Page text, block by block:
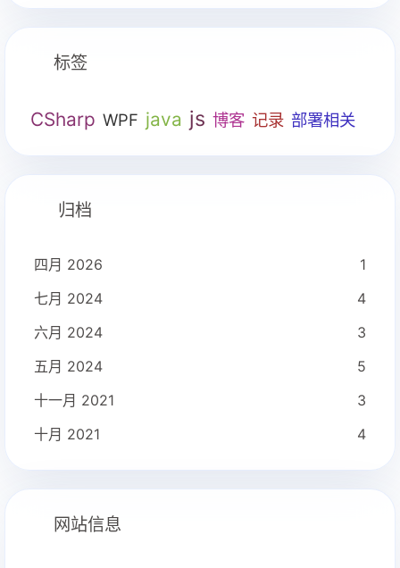
标签
CSharp WPF java js 博客 记录 部署相关
归档
四月 2026
1
七月 2024
4
六月 2024
3
五月 2024
5
十一月 2021
3
十月 2021
4
网站信息